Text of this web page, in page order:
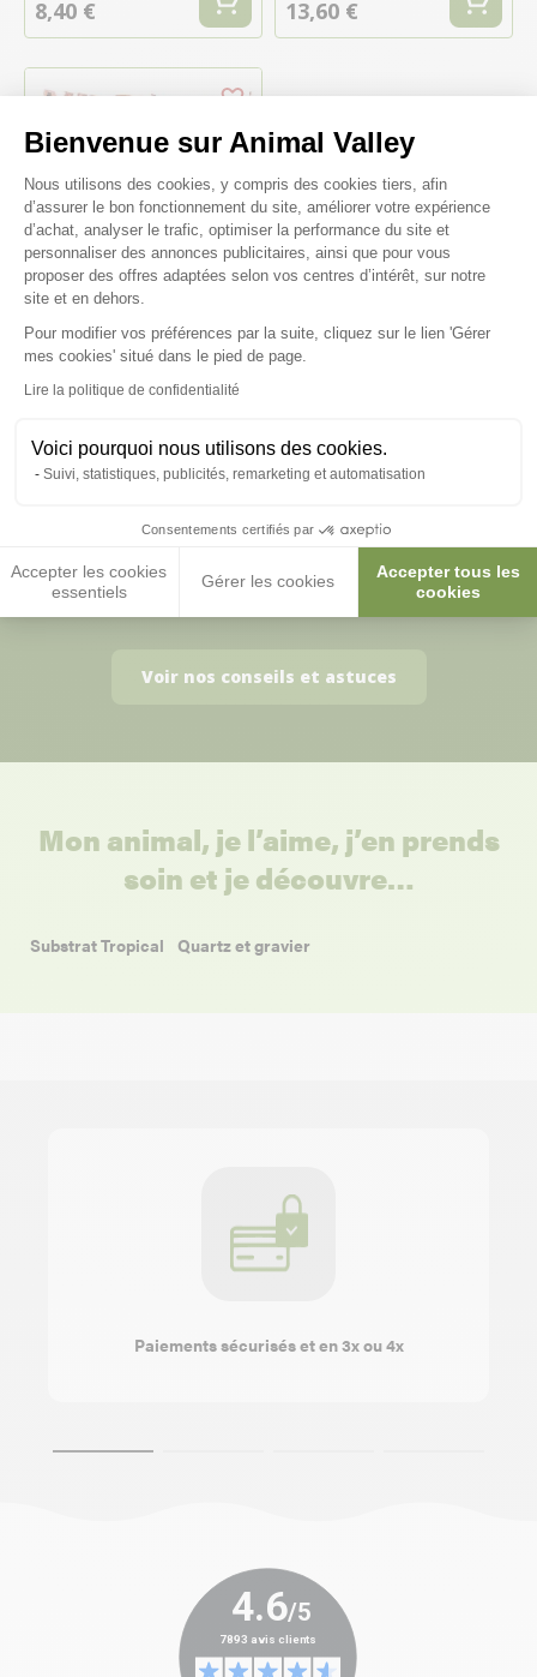
Bienvenue sur Animal Valley
Plateforme de Gestion du
Nous utilisons des cookies, y compris des cookies tiers, afin
d’assurer le bon fonctionnement du site, améliorer votre expérience
d’achat, analyser le trafic, optimiser la performance du site et
personnaliser des annonces publicitaires, ainsi que pour vous
proposer des offres adaptées selon vos centres d’intérêt, sur notre
site et en dehors.
Pour modifier vos préférences par la suite, cliquez sur le lien 'Gérer
mes cookies' situé dans le pied de page.
Lire la politique de confidentialité
Voici pourquoi nous utilisons des cookies.
Suivi, statistiques, publicités, remarketing et automatisation
Consentements certifiés par
Accepter les cookies
essentiels
Gérer les cookies
Accepter tous les
cookies
Axeptio consent
8,40 € 13,60 €
Sable Repti Sand Blanc 2.2Kg
Il est bien normal de se poser des
questions :)
Voir nos conseils et astuces
Mon animal, je l’aime, j’en prends
soin et je découvre…
Substrat Tropical Quartz et gravier
Paiements sécurisés et en 3x ou 4x